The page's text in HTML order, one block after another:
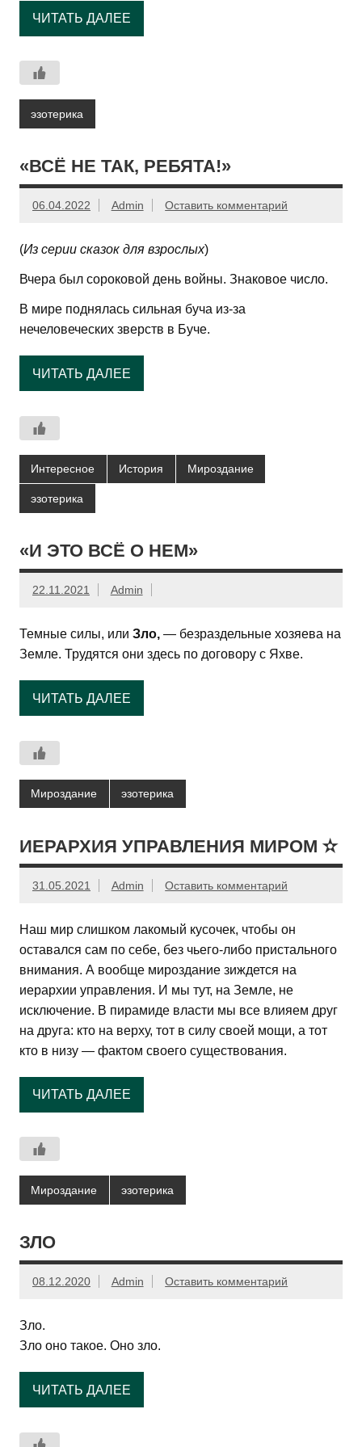
ЧИТАТЬ ДАЛЕЕ
эзотерика
«ВСЁ НЕ ТАК, РЕБЯТА!»
06.04.2022 Admin Оставить комментарий
(Из серии сказок для взрослых)
Вчера был сороковой день войны. Знаковое число.
В мире поднялась сильная буча из-за
нечеловеческих зверств в Буче.
ЧИТАТЬ ДАЛЕЕ
Интересное История Мироздание
эзотерика
«И ЭТО ВСЁ О НЕМ»
22.11.2021 Admin
Темные силы, или Зло, — безраздельные хозяева на
Земле. Трудятся они здесь по договору с Яхве.
ЧИТАТЬ ДАЛЕЕ
Мироздание эзотерика
ИЕРАРХИЯ УПРАВЛЕНИЯ МИРОМ ✫
31.05.2021 Admin Оставить комментарий
Наш мир слишком лакомый кусочек, чтобы он
оставался сам по себе, без чьего-либо пристального
внимания. А вообще мироздание зиждется на
иерархии управления. И мы тут, на Земле, не
исключение. В пирамиде власти мы все влияем друг
на друга: кто на верху, тот в силу своей мощи, а тот
кто в низу — фактом своего существования.
ЧИТАТЬ ДАЛЕЕ
Мироздание эзотерика
ЗЛО
08.12.2020 Admin Оставить комментарий
Зло.
Зло оно такое. Оно зло.
ЧИТАТЬ ДАЛЕЕ